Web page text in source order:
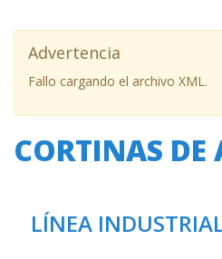
Advertencia
Fallo cargando el archivo XML.
CORTINAS DE
LÍNEA